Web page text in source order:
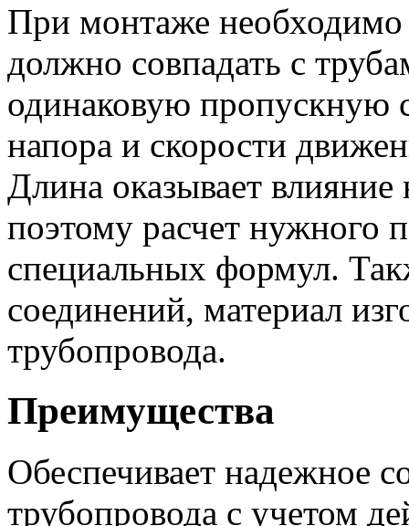
При монтаже
должно совпадать с
одинаковую пропускную
напора и скорости
Длина оказывает
поэтому расчет нужного
специальных формул.
соединений, материал
трубопровода.
Преимущества
Обеспечивает надежное
трубопровода с учетом